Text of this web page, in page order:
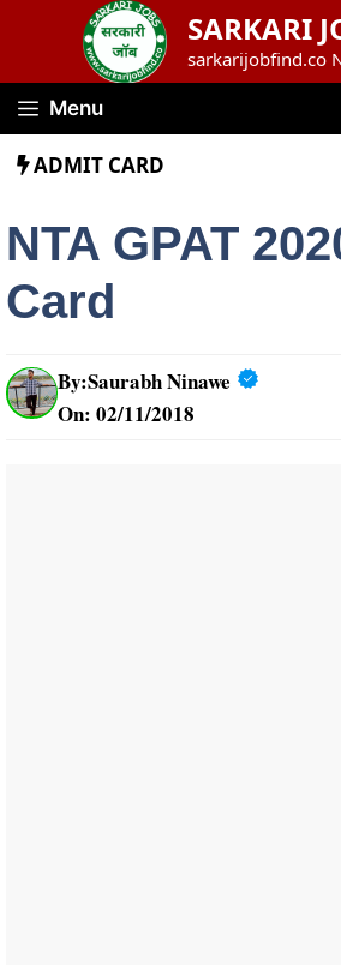
SARKARI
sarkarijobfind.co
Menu
ADMIT CARD
NTA GPAT
Card
By:Saurabh Ninawe
On: 02/11/2018